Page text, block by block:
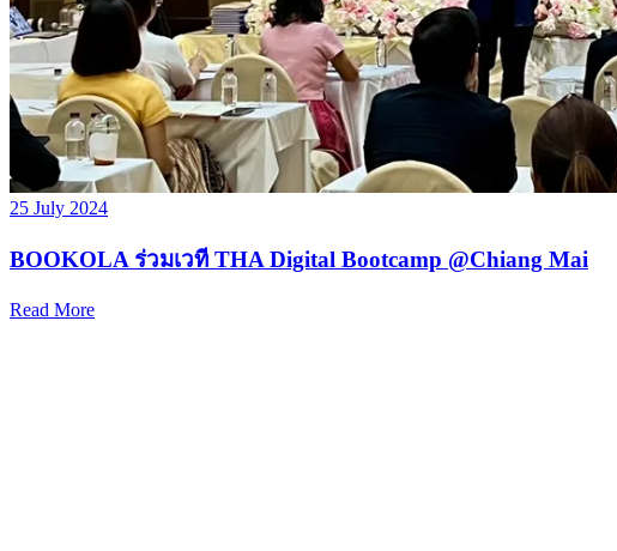
25 July 2024
BOOKOLA ร่วมเวที THA Digital Bootcamp @Chiang Mai
Read More